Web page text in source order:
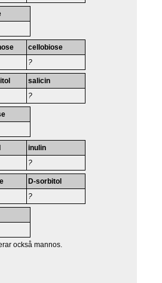
cellobiose
?
salicin
?
inulin
?
D-sorbitol
?
också mannos.